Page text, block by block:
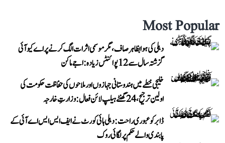
Most Popular
دہلی کی ہوا بظاہر صاف، مگر موسمی اثرات الگ کرنے پر اے کیو آئی
گزشتہ سال سے 12 پوائنٹس زیادہ: اجے ماکن
خلیجی خطے میں ہندوستانی جہازوں اور ملاحوں کی حفاظت حکومت کی
اولین ترجیح، 24 گھنٹے ہیلپ لائن فعال: وزارتِ خارجہ
ڈابر کو عبوری راحت: دہلی ہائی کورٹ نے ایف ایس ایس اے آئی کے
پابندی والے حکم پر لگائی روک